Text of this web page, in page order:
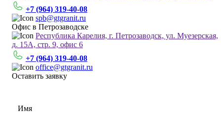
+7 (964) 319-40-08
spb@gtgranit.ru
Офис в Петрозаводске
Республика Карелия, г. Петрозаводск, ул. Муезерская,
д. 15А, стр. 9, офис 6
+7 (964) 319-40-08
office@gtgranit.ru
Оставить заявку
Имя